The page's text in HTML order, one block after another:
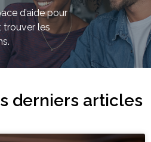
d’aide pour
trouver les
derniers articles